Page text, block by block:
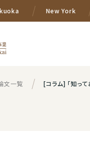
New York
文一覧 [コラム] 「知っ